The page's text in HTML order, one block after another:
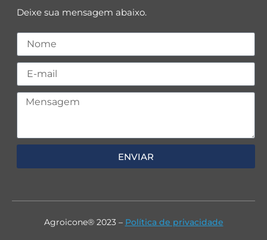
Deixe sua mensagem abaixo.
ENVIAR
Agroicone® 2023 – Política de privacidade